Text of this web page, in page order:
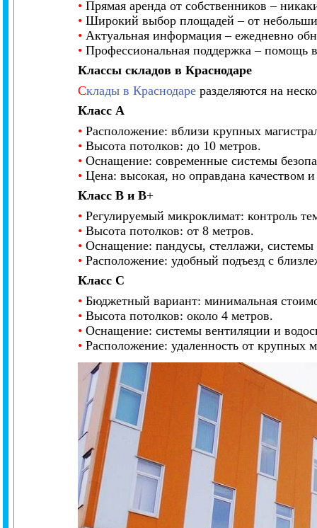
• Прямая аренда от собственников –
• Широкий выбор площадей – от
• Актуальная информация – ежедневно
• Профессиональная поддержка – помощь
Классы складов в Краснодаре
Склады в Краснодаре разделяются на
Класс А
• Расположение: вблизи крупных
• Высота потолков: до 10 метров.
• Оснащение: современные системы
• Цена: высокая, но оправдана качеством
Класс B и B+
• Регулируемый микроклимат: контроль
• Высота потолков: от 8 метров.
• Оснащение: пандусы, стеллажи, системы
• Расположение: удобный подъезд с
Класс С
• Бюджетный вариант: минимальная
• Высота потолков: около 4 метров.
• Оснащение: системы вентиляции и
• Расположение: удаленность от крупных